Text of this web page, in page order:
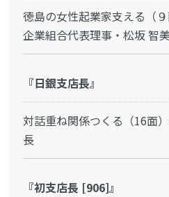
徳島の女性起業家支える（
企業組合代表理事・松坂 智
『日銀支店長』
対話重ね関係つくる（16面
長
『初支店長 [906]』